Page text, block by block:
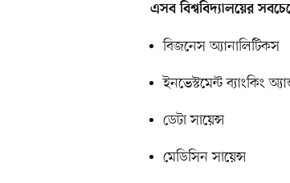
এসব বিশ্ববিদ্যালয়ের
বিজনেস অ্যানালিটিকস
ইনভেস্টমেন্ট ব্যাংকিং
ডেটা সায়েন্স
মেডিসিন সায়েন্স